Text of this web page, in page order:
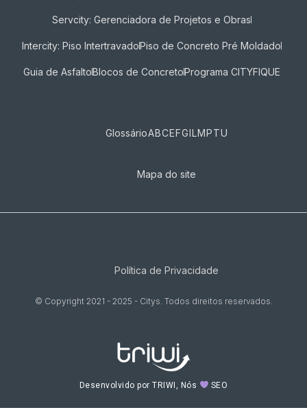
Servcity: Gerenciadora de Projetos e Obras
Intercity: Piso IntertravadoPiso de Concreto Pré Moldado
Guia de AsfaltoBlocos de ConcretoPrograma CITYFIQUE
GlossárioABCEFGILMPTU
Mapa do site
Política de Privacidade
© Copyright 2021 - 2025 - Citys. Todos direitos reservados.
Desenvolvido por TRIWI, Nós SEO